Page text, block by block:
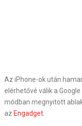
Az iPhone-ok után
elérhetővé válik a
módban megnyitott
az Engadget.